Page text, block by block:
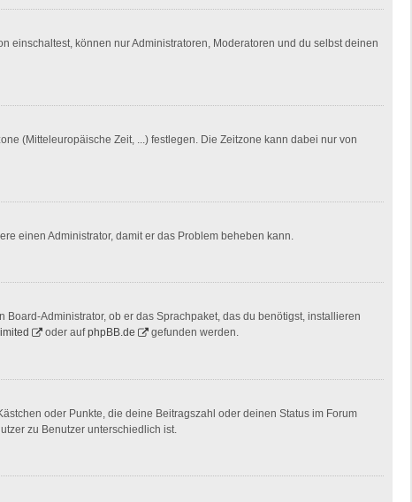
einschaltest, können nur Administratoren, Moderatoren und du selbst deinen
(Mitteleuropäische Zeit, ...) festlegen. Die Zeitzone kann dabei nur von
einen Administrator, damit er das Problem beheben kann.
Administrator, ob er das Sprachpaket, das du benötigst, installieren
oder aufphpBB.de gefunden werden.
oder Punkte, die deine Beitragszahl oder deinen Status im Forum
zu Benutzer unterschiedlich ist.